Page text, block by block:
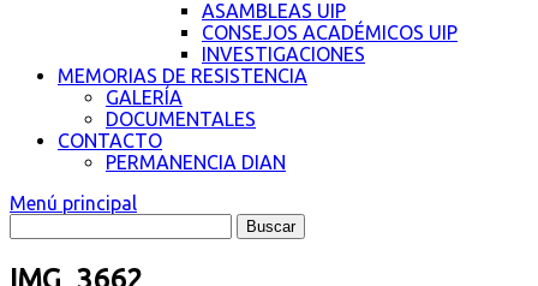
ASAMBLEAS UIP
CONSEJOS ACADÉMICOS UIP
INVESTIGACIONES
MEMORIAS DE RESISTENCIA
GALERÍA
DOCUMENTALES
CONTACTO
PERMANENCIA DIAN
Menú principal
IMG_3662